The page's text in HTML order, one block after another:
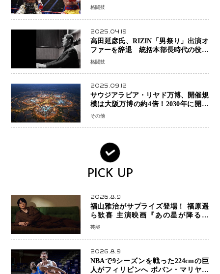
ョンか混迷続く
格闘技
2025.04.19
高田延彦氏、RIZIN「男祭り」出演オ
ファーを辞退 統括本部長時代の役目
「すでに終えています」と明言
格闘技
2025.09.12
サウジアラビア・リヤド万博、開催規
模は大阪万博の約4倍！2030年に開幕
予定
その他
PICK UP
2026.8.9
福山雅治がサプライズ登場！ 福原遥
ら歓喜 主演映画『あの星が降る丘
で、君とまた出会いたい。』舞台あい
芸能
2026.8.9
NBAで9シーズンを戦った224cmの巨
人がフィリピンへ ボバン・マリヤノ